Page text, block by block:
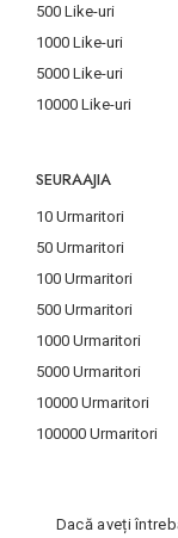
500 Like-uri
1000 Like-uri
5000 Like-uri
10000 Like-uri
SEURAAJIA
10 Urmaritori
50 Urmaritori
100 Urmaritori
500 Urmaritori
1000 Urmaritori
5000 Urmaritori
10000 Urmaritori
100000 Urmaritori
Dacă aveți